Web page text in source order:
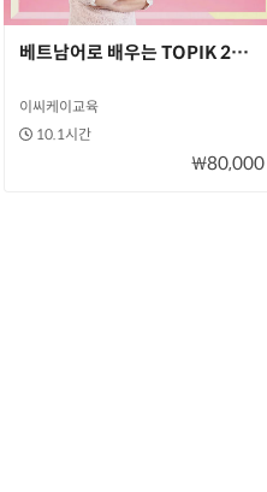
베트남어로 배우는 TOPIK 2급
이씨케이교육
10.1시간
₩80,000